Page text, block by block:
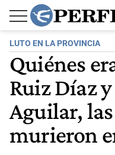
LUTO EN LA PROVINCIA
Quiénes
Ruiz Díaz
Aguilar,
murieron